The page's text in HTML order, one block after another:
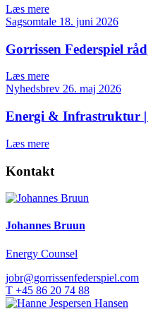
Læs mere
Sagsomtale 18. juni 2026
Gorrissen Federspiel
Læs mere
Nyhedsbrev 26. maj 2026
Energi & Infrastruktur |
Læs mere
Kontakt
Johannes Bruun
Energy Counsel
jobr@gorrissenfederspiel.com
T +45 86 20 74 88